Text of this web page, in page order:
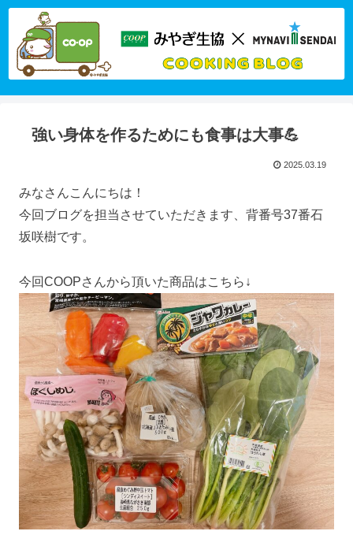
強い身体を作るためにも食事は大事💪
2025.03.19
みなさんこんにちは！
今回ブログを担当させていただきます、背番号37番石
坂咲樹です。
今回COOPさんから頂いた商品はこちら↓